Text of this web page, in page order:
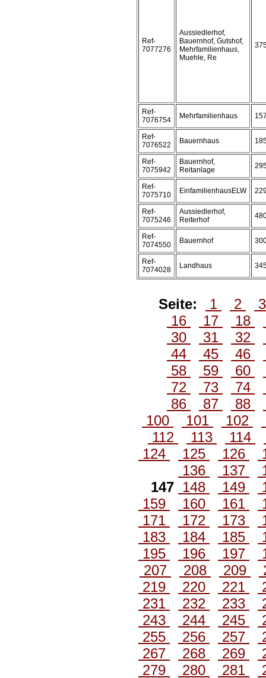
Ref-
7077276
Aussiedlerhof,
Bauernhof, Gutshof,
Mehrfamilienhaus,
Muehle, Re
Ref-
7076754
Mehrfamilienhaus
Ref-
7076522
Bauernhaus
Ref-
7075942
Bauernhof,
Reitanlage
Ref-
7075710
EinfamilienhausELW
Ref-
7075246
Aussiedlerhof,
Reiterhof
Ref-
7074550
Bauernhof
Ref-
7074028
Landhaus
Seite: 1 2
16
17 18
30
31 32
44
45 46
58
59 60
72
73 74
86
87 88
100
101 102
112
113 114
124
125 126
136
137
147 148 149
159
160 161
171
172 173
183
184 185
195
196 197
207
208 209
219
220 221
231
232 233
243
244 245
255
256 257
267
268 269
279
280 281